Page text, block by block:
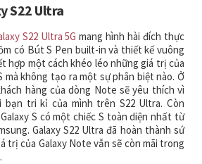
S22 Ultra
S22 Ultra 5G mang hình hài đích thực
có Bút S Pen built-in và thiết kế vuông
hợp một cách khéo léo những giá trị của
mà không tạo ra một sự phân biệt nào. Ở
hàng của dòng Note sẽ yêu thích vì
tri kỉ của mình trên S22 Ultra. Còn
S có một chiếc S toàn diện nhất từ
Galaxy S22 Ultra đã hoàn thành sứ
trị của Galaxy Note vẫn sẽ còn mãi trong